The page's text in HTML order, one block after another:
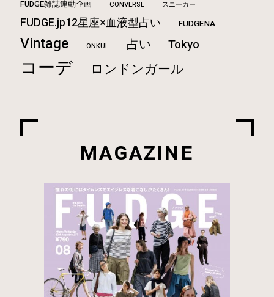
FUDGE雑誌連動企画 CONVERSE スニーカー
FUDGE.jp12星座×血液型占い FUDGENA
Vintage ONKUL 占い Tokyo
コーデ ロンドンガール
MAGAZINE